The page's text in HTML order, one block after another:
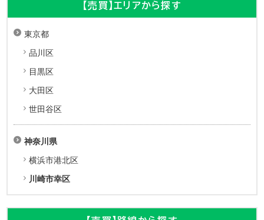
【売買】エリアから探す
東京都
品川区
目黒区
大田区
世田谷区
神奈川県
横浜市港北区
川崎市幸区